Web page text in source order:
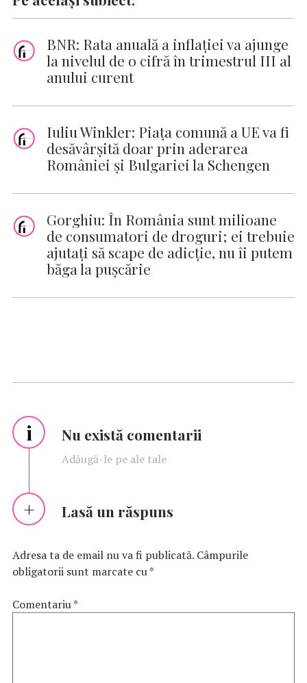
BNR: Rata anuală a inflaţiei va ajunge
la nivelul de o cifră în trimestrul III al
anului curent
Iuliu Winkler: Piaţa comună a UE va fi
desăvârşită doar prin aderarea
României şi Bulgariei la Schengen
Gorghiu: În România sunt milioane
de consumatori de droguri; ei trebuie
ajutaţi să scape de adicţie, nu îi putem
băga la puşcărie
i Nu există comentarii
Adăugă-le pe ale tale
Lasă un răspuns
Adresa ta de email nu va fi publicată. Câmpurile
obligatorii sunt marcate cu*
Comentariu*